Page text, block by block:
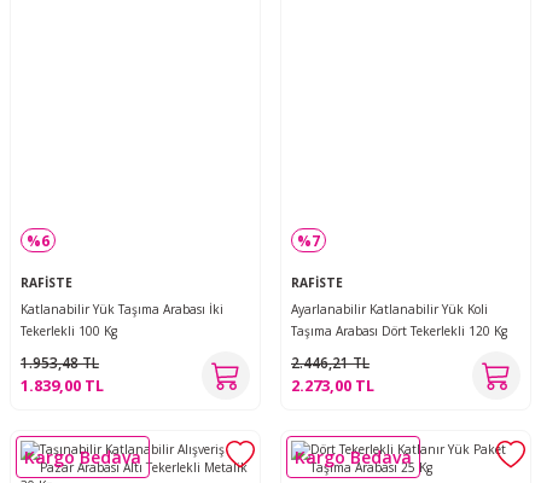
%6
RAFİSTE
Katlanabilir Yük Taşıma Arabası İki
Tekerlekli 100 Kg
1.953,48 TL
1.839,00 TL
%7
RAFİSTE
Ayarlanabilir Katlanabilir Yük Koli
Taşıma Arabası Dört Tekerlekli 120 Kg
2.446,21 TL
2.273,00 TL
Kargo Bedava Kargo Bedava